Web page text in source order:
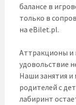
балансе в
только в
на eBilet.pl.
Аттракционы и
удовольствие
Наши занятия и
родителей с
лабиринт